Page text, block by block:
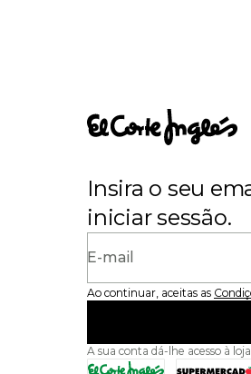
Insira o seu
iniciar sessão.
E-mail
Ao continuar, aceitas as
A sua conta dá-lhe acesso à